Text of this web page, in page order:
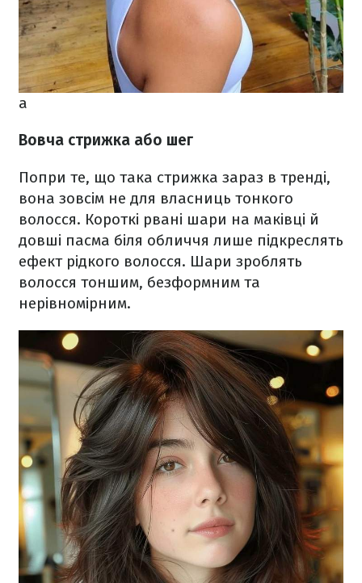
а
Вовча стрижка або шег
Попри те, що така стрижка зараз в тренді,
вона зовсім не для власниць тонкого
волосся. Короткі рвані шари на маківці й
довші пасма біля обличчя лише підкреслять
ефект рідкого волосся. Шари зроблять
волосся тоншим, безформним та
нерівномірним.